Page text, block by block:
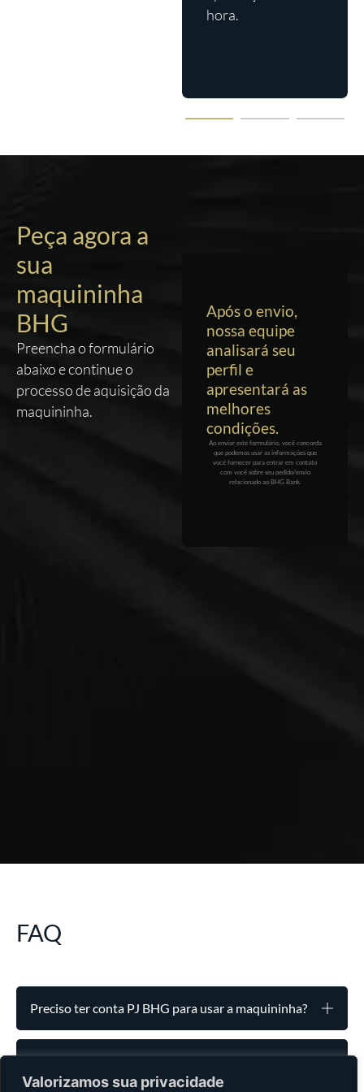
Valorizamos sua privacidade
hora.
Peça agora a
sua
maquininha
BHG
Preencha o formulário
abaixo e continue o
processo de aquisição da
maquininha.
Após o envio,
nossa equipe
analisará seu
perfil e
apresentará as
melhores
condições.
Ao enviar este formulário, você concorda
que podemos usar as informações que
você fornecer para entrar em contato
com você sobre seu pedido/envio
relacionado ao BHG Bank.
FAQ
Preciso ter conta PJ BHG para usar a maquininha?
Tem taxa de aluguel ou mensalidade?